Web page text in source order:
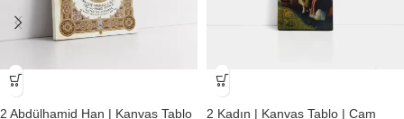
-23%
2 Abdülhamid Han | Kanvas Tablo
-23%
2 Kadın | Kanvas Tablo | Cam